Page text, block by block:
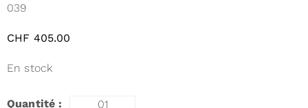
039
CHF 405.00
En stock